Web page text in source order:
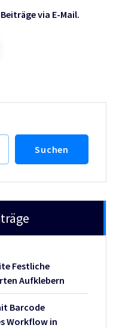
via E-Mail.
Suchen
Festliche
Aufklebern
Barcode
Workflow in